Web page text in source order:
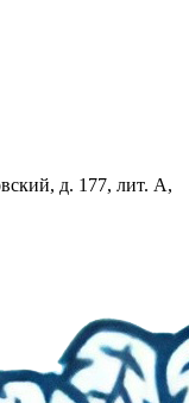
д. 177, лит. А,